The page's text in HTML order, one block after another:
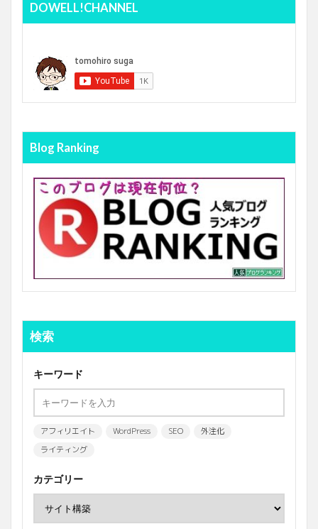
DOWELL!CHANNEL
Blog Ranking
検索
キーワード
アフィリエイト WordPress SEO
外注化
ライティング
カテゴリー